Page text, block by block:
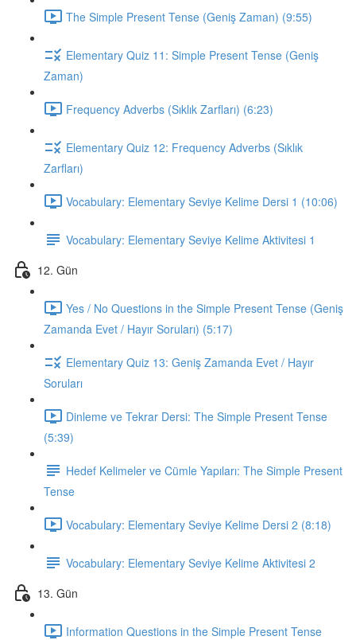
The Simple Present Tense (Geniş Zaman) (9:55)
Elementary Quiz 11: Simple Present Tense (Geniş
Zaman)
Frequency Adverbs (Sıklık Zarfları) (6:23)
Elementary Quiz 12: Frequency Adverbs (Sıklık
Zarfları)
Vocabulary: Elementary Seviye Kelime Dersi 1 (10:06)
Vocabulary: Elementary Seviye Kelime Aktivitesi 1
12. Gün
Yes / No Questions in the Simple Present Tense (Geniş
Zamanda Evet / Hayır Soruları) (5:17)
Elementary Quiz 13: Geniş Zamanda Evet / Hayır
Soruları
Dinleme ve Tekrar Dersi: The Simple Present Tense
(5:39)
Hedef Kelimeler ve Cümle Yapıları: The Simple Present
Tense
Vocabulary: Elementary Seviye Kelime Dersi 2 (8:18)
Vocabulary: Elementary Seviye Kelime Aktivitesi 2
13. Gün
Information Questions in the Simple Present Tense